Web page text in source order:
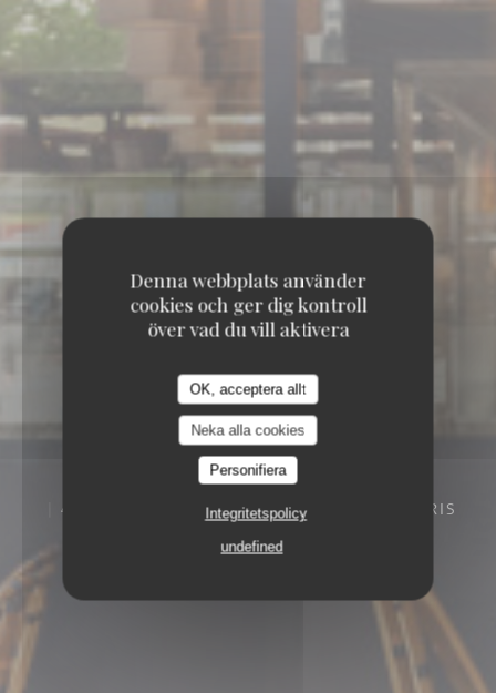
Denna webbplats använder
cookies och ger dig kontroll
över vad du vill aktivera
OK, acceptera allt
Neka alla cookies
Personifiera
Integritetspolicy
undefined
4, BOULEVARD DES CAPUCINES 75009 PARIS